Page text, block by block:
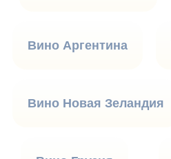
Вино Аргентина
Вино Новая Зеландия